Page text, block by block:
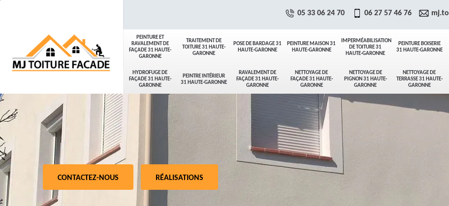
PEINTURE ET
RAVALEMENT DE
FAÇADE 31 HAUTE-
GARONNE
TRAITEMENT DE
TOITURE 31 HAUTE-
GARONNE
POSE DE BARDAGE 31
HAUTE-GARONNE
PEINTURE MAISON 31
HAUTE-GARONNE
IMPERMÉABILISATION
DE TOITURE 31
HAUTE-GARONNE
PEINTURE BOISERIE
31 HAUTE-GARONNE
HYDROFUGE DE
FAÇADE 31 HAUTE-
GARONNE
PEINTRE INTÉRIEUR
31 HAUTE-GARONNE
RAVALEMENT DE
FAÇADE 31 HAUTE-
GARONNE
NETTOYAGE DE
FAÇADE 31 HAUTE-
GARONNE
NETTOYAGE DE
PIGNON 31 HAUTE-
GARONNE
NETTOYAGE DE
TERRASSE 31 HAUTE-
GARONNE
05 33 06 24 70 06 27 57 46 76
CONTACTEZ-NOUS RÉALISATIONS